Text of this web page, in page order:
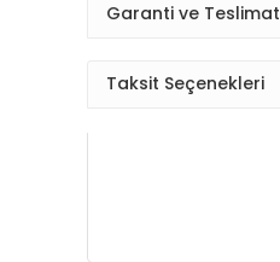
Garanti ve Teslimat
Taksit Seçenekleri